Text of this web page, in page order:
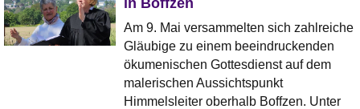
Am 9. Mai versammelten sich zahlreiche
Gläubige zu einem beeindruckenden
ökumenischen Gottesdienst auf dem
malerischen Aussichtspunkt
Himmelsleiter oberhalb Boffzen. Unter